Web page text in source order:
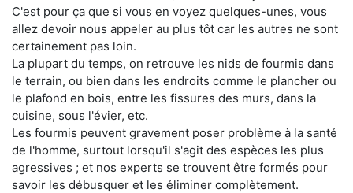
C'est pour ça que si vous en voyez quelques-unes, vous
allez devoir nous appeler au plus tôt car les autres ne sont
certainement pas loin.
La plupart du temps, on retrouve les nids de fourmis dans
le terrain, ou bien dans les endroits comme le plancher ou
le plafond en bois, entre les fissures des murs, dans la
cuisine, sous l'évier, etc.
Les fourmis peuvent gravement poser problème à la santé
de l'homme, surtout lorsqu'il s'agit des espèces les plus
agressives ; et nos experts se trouvent être formés pour
savoir les débusquer et les éliminer complètement.